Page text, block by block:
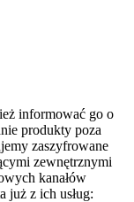
informować go o
produkty poza
zaszyfrowane
zewnętrznymi
kanałów
już z ich usług: